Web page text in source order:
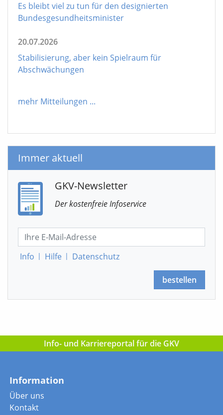
Es bleibt viel zu tun für den designierten
Bundesgesundheitsminister
20.07.2026
Stabilisierung, aber kein Spielraum für
Abschwächungen
mehr Mitteilungen ...
Immer aktuell
GKV-Newsletter
Der kostenfreie Infoservice
Info | Hilfe | Datenschutz
bestellen
Info- und Karriereportal für die GKV
Information
Über uns
Kontakt